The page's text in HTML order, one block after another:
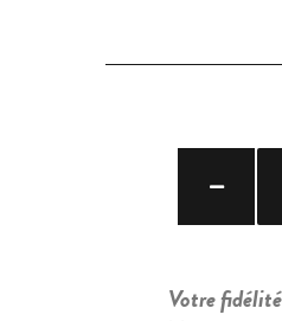
Votre